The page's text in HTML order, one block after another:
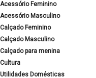
Acessório Feminino
Acessório Masculino
Calçado Feminino
Calçado Masculino
Calçado para menina
Cultura
Utilidades Domésticas